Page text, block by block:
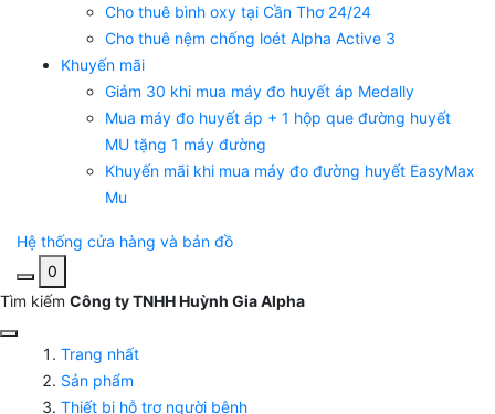
Cho thuê bình oxy tại Cần Thơ 24/24
Cho thuê nệm chống loét Alpha Active 3
Khuyến mãi
Giảm 30 khi mua máy đo huyết áp Medally
Mua máy đo huyết áp + 1 hộp que đường huyết
MU tặng 1 máy đường
Khuyến mãi khi mua máy đo đường huyết EasyMax
Mu
Hệ thống cửa hàng và bản đồ
0
Tìm kiếm Công ty TNHH Huỳnh Gia Alpha
Trang nhất
Sản phẩm
Thiết bị hỗ trợ người bệnh